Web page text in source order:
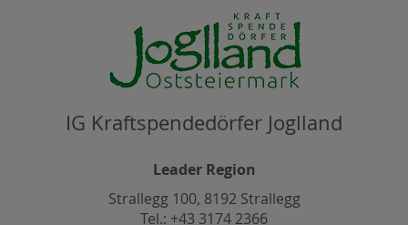
IG Kraftspendedörfer Joglland
Leader Region
Strallegg 100, 8192 Strallegg
Tel.: +43 3174 2366